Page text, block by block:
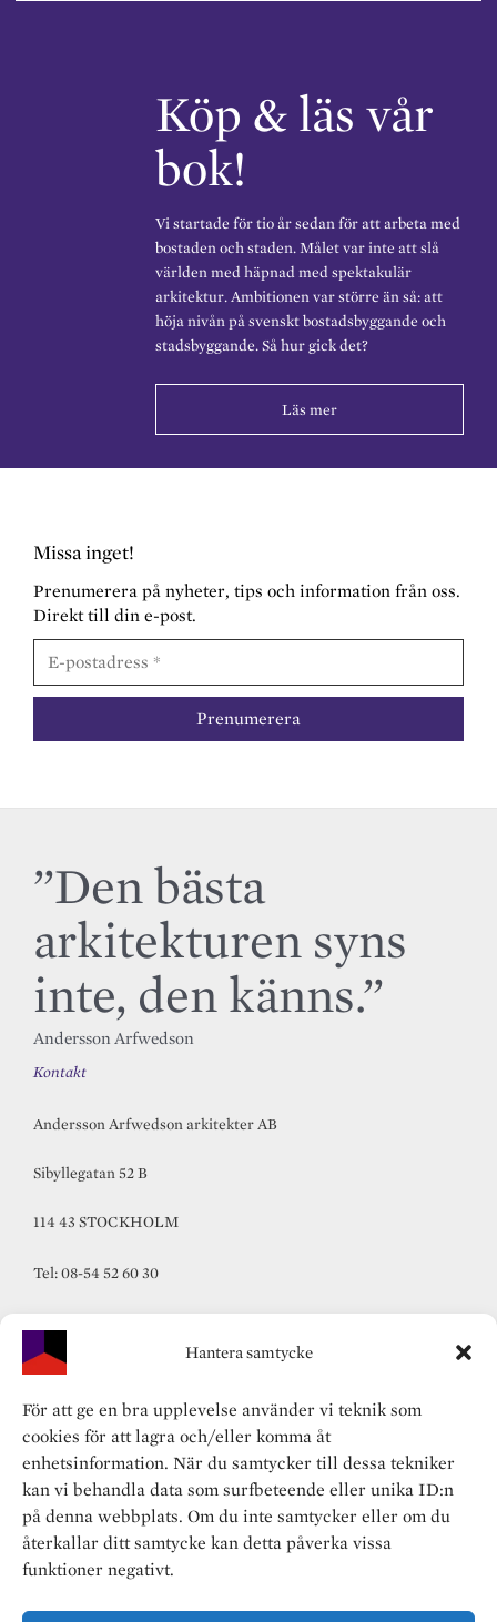
Hantera samtycke
För att ge en bra upplevelse använder vi teknik som
cookies för att lagra och/eller komma åt
enhetsinformation. När du samtycker till dessa tekniker
kan vi behandla data som surfbeteende eller unika ID:n
på denna webbplats. Om du inte samtycker eller om du
återkallar ditt samtycke kan detta påverka vissa
funktioner negativt.
Missa inget!
Prenumerera på nyheter, tips och information från oss.
Direkt till din e-post.
Köp & läs vår
bok!
Vi startade för tio år sedan för att arbeta med
bostaden och staden. Målet var inte att slå
världen med häpnad med spektakulär
arkitektur. Ambitionen var större än så: att
höja nivån på svenskt bostadsbyggande och
stadsbyggande. Så hur gick det?
Läs mer
”Den bästa
arkitekturen syns
inte, den känns.”
Andersson Arfwedson
Kontakt
Andersson Arfwedson arkitekter AB
Sibyllegatan 52 B
114 43 STOCKHOLM
Tel: 08-54 52 60 30
Följ oss
Instagram
Facebook
LinkedIn
RSS